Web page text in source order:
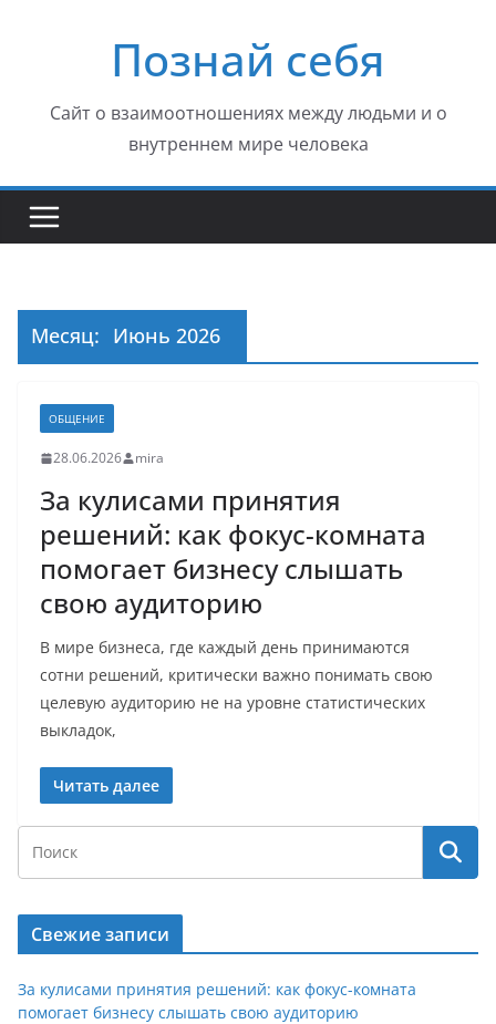
содержимомуПознай себя
Сайт о взаимоотношениях между людьми и о
внутреннем мире человека
Месяц: Июнь 2026
ОБЩЕНИЕ
28.06.2026 mira
За кулисами принятия
решений: как фокус-комната
помогает бизнесу слышать
свою аудиторию
В мире бизнеса, где каждый день принимаются
сотни решений, критически важно понимать свою
целевую аудиторию не на уровне статистических
выкладок,
Читать далее
Свежие записи
За кулисами принятия решений: как фокус-комната
помогает бизнесу слышать свою аудиторию